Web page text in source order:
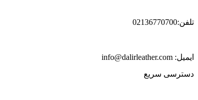
تلفن:02136770700
ایمیل: info@dalirleather.com
دسترسی سریع